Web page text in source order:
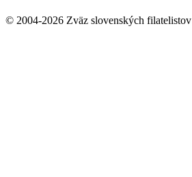
© 2004-2026 Zväz slovenských filatelistov